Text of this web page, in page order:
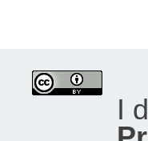
I